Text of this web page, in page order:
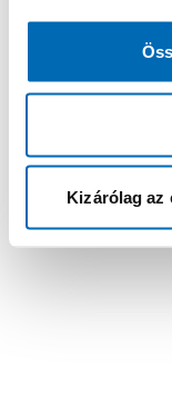
Kizárólag az